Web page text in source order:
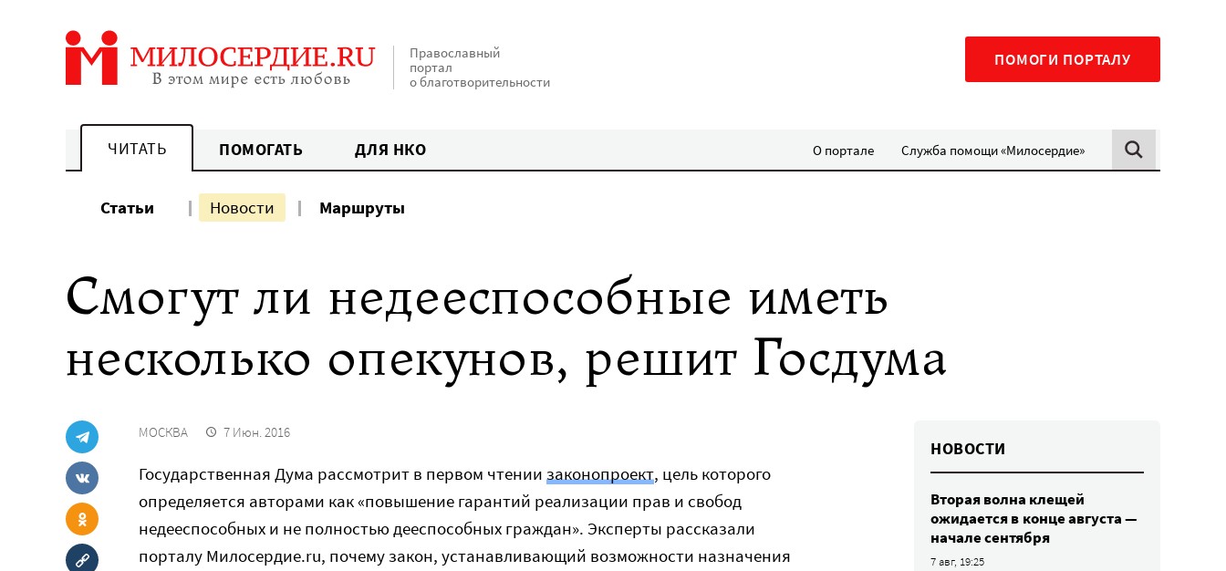
Православный
портал
о благотворительности
ПОМОГИ ПОРТАЛУ
ЧИТАТЬ ПОМОГАТЬ ДЛЯ НКО О портале Служба помощи «Милосердие»
Статьи Новости Маршруты
Смогут ли недееспособные иметь
несколько опекунов, решит Госдума
МОСКВА 7 Июн. 2016
Государственная Дума рассмотрит в первом чтении законопроект, цель которого
определяется авторами как «повышение гарантий реализации прав и свобод
недееспособных и не полностью дееспособных граждан». Эксперты рассказали
порталу Милосердие.ru, почему закон, устанавливающий возможности назначения
НОВОСТИ
Вторая волна клещей
ожидается в конце августа —
начале сентября
7 авг, 19:25